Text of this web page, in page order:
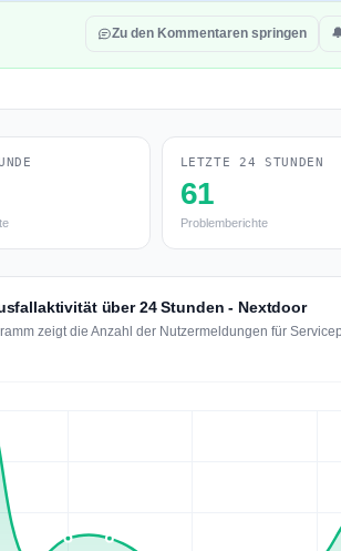
Zu den Kommentaren springen
LETZTE 24 STUNDEN
61
Problemberichte
über 24 Stunden - Nextdoor
zeigt die Anzahl der Nutzermeldungen für